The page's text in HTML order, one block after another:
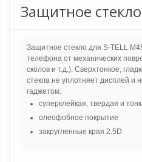
Защитное
Защитное стекло для S-TELL
телефона от механических
сколов и т.д.). Сверхтонкое,
стекла не уплотняет дисплей и
гаджетом.
суперклейкая, твердая и
олеофобное покрытие
закругленные края 2.5D